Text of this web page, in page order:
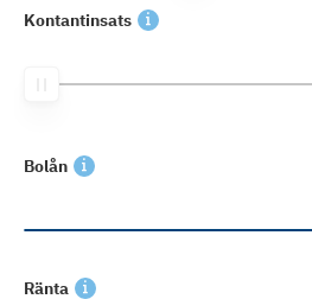
Kontantinsats
Bolån
Ränta